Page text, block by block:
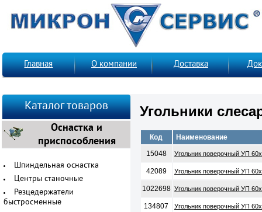
Главная О компании Доставка
Каталог товаров
Оснастка и
приспособления
Шпиндельная оснастка
Центры станочные
Резцедержатели
быстросменные
Угольники
Код
Наименование
15048
Угольник поверочный УП
42089 Угольник поверочный УП
1022698 Угольник поверочный УП
134807 Угольник поверочный УП